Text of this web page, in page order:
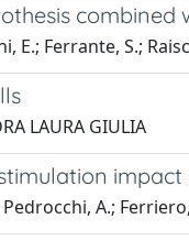
combined
E.; Ferrante, S.;
LAURA GIULIA
A.;